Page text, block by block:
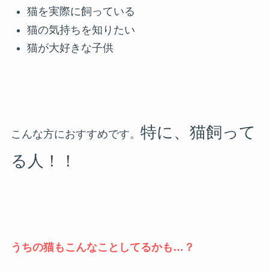
猫を実際に飼っている
猫の気持ちを知りたい
猫が大好きな子供
こんな方におすすめです。 特に、猫飼って
る人！！
うちの猫もこんなことしてるかも…？